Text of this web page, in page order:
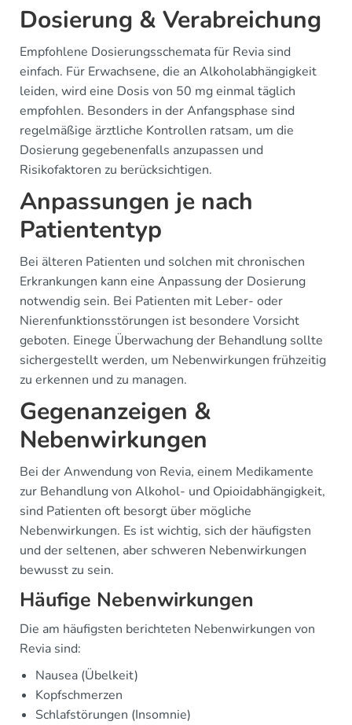
Dosierung & Verabreichung
Empfohlene Dosierungsschemata für Revia sind
einfach. Für Erwachsene, die an Alkoholabhängigkeit
leiden, wird eine Dosis von 50 mg einmal täglich
empfohlen. Besonders in der Anfangsphase sind
regelmäßige ärztliche Kontrollen ratsam, um die
Dosierung gegebenenfalls anzupassen und
Risikofaktoren zu berücksichtigen.
Anpassungen je nach
Patiententyp
Bei älteren Patienten und solchen mit chronischen
Erkrankungen kann eine Anpassung der Dosierung
notwendig sein. Bei Patienten mit Leber- oder
Nierenfunktionsstörungen ist besondere Vorsicht
geboten. Einege Überwachung der Behandlung sollte
sichergestellt werden, um Nebenwirkungen frühzeitig
zu erkennen und zu managen.
Gegenanzeigen &
Nebenwirkungen
Bei der Anwendung von Revia, einem Medikamente
zur Behandlung von Alkohol- und Opioidabhängigkeit,
sind Patienten oft besorgt über mögliche
Nebenwirkungen. Es ist wichtig, sich der häufigsten
und der seltenen, aber schweren Nebenwirkungen
bewusst zu sein.
Häufige Nebenwirkungen
Die am häufigsten berichteten Nebenwirkungen von
Revia sind:
Nausea (Übelkeit)
Kopfschmerzen
Schlafstörungen (Insomnie)